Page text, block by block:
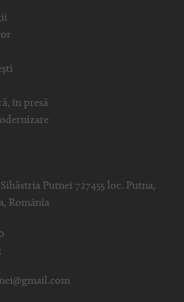
în presă
Putnei 727455 loc. Putna,
România